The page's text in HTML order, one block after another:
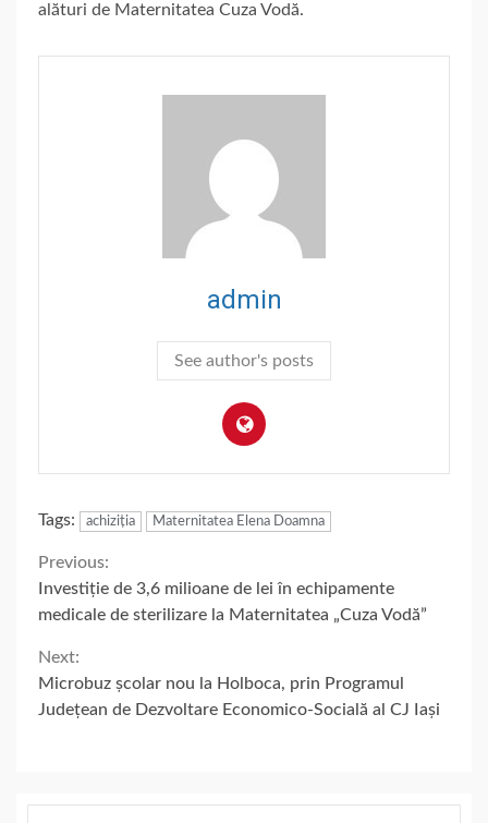
alături de Maternitatea Cuza Vodă.
admin
See author's posts
Tags: achiziția Maternitatea Elena Doamna
Continue
Reading
Previous:
Investiție de 3,6 milioane de lei în echipamente
medicale de sterilizare la Maternitatea „Cuza Vodă”
Next:
Microbuz școlar nou la Holboca, prin Programul
Județean de Dezvoltare Economico-Socială al CJ Iași